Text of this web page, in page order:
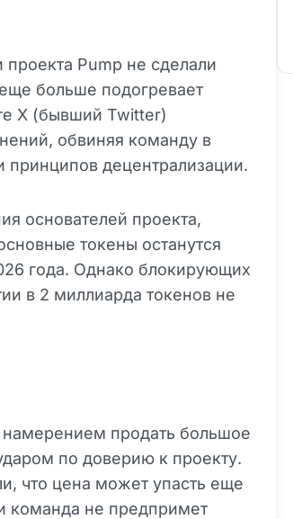
Pump не сделали
больше подогревает
X (бывший Twitter)
обвиняя команду в
принципов децентрализации.
основателей проекта,
токены останутся
года. Однако блокирующих
в 2 миллиарда токенов не
намерением продать большое
по доверию к проекту.
что цена может упасть еще
команда не предпримет